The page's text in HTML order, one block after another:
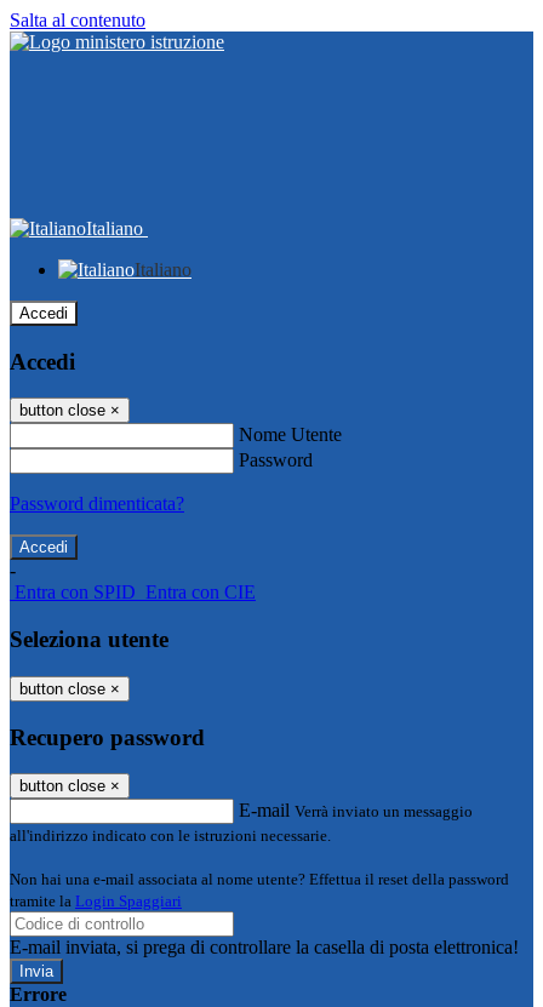
Salta al contenuto
Italiano
Italiano
Accedi
Accedi
button close ×
Nome Utente
Password
Password dimenticata?
-
Entra con SPID Entra con CIE
Seleziona utente
button close ×
Recupero password
button close ×
E-mail Verrà inviato un messaggio
all'indirizzo indicato con le istruzioni necessarie.
Non hai una e-mail associata al nome utente? Effettua il reset della password
tramite la Login Spaggiari
E-mail inviata, si prega di controllare la casella di posta elettronica!
Errore